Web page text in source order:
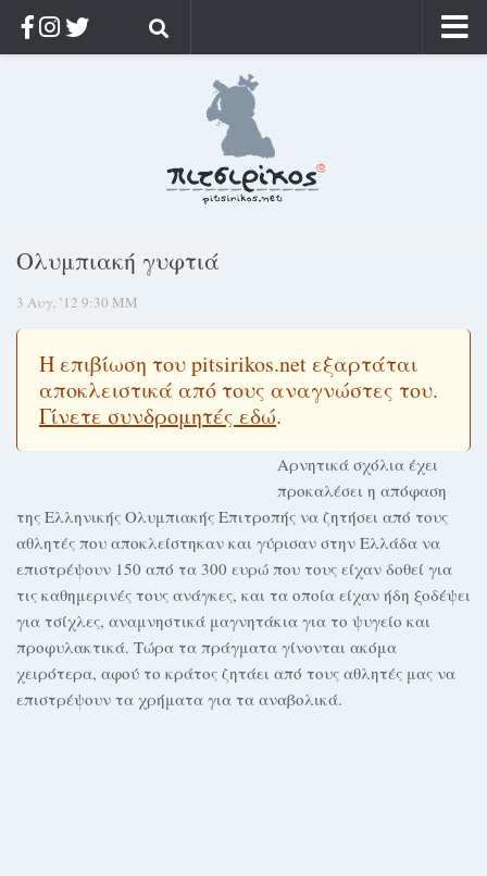
Στοχασμοί & αποφθέγματα
Διαφήμιση
Μόνο για συνδρομητές
Log in
Ολυμπιακή γυφτιά
3 Αυγ, ’12 9:30 ΜΜ
Η επιβίωση του pitsirikos.net εξαρτάται
αποκλειστικά από τους αναγνώστες του.
Γίνετε συνδρομητές εδώ.
Αρνητικά σχόλια έχει
προκαλέσει η απόφαση
της Ελληνικής Ολυμπιακής Επιτροπής να ζητήσει από τους
αθλητές που αποκλείστηκαν και γύρισαν στην Ελλάδα να
επιστρέψουν 150 από τα 300 ευρώ που τους είχαν δοθεί για
τις καθημερινές τους ανάγκες, και τα οποία είχαν ήδη ξοδέψει
για τσίχλες, αναμνηστικά μαγνητάκια για το ψυγείο και
προφυλακτικά. Τώρα τα πράγματα γίνονται ακόμα
χειρότερα, αφού το κράτος ζητάει από τους αθλητές μας να
επιστρέψουν τα χρήματα για τα αναβολικά.